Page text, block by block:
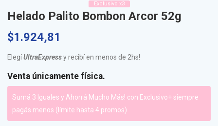
Exclusivo x3
Helado Palito Bombon Arcor 52g
$1.924,81
ElegíUltraExpressy recibí en menos de 2hs!
Venta únicamente física.
Sumá 3 Iguales y Ahorrá Mucho Más! con Exclusivo+ siempre
pagás menos (límite hasta 4 promos)